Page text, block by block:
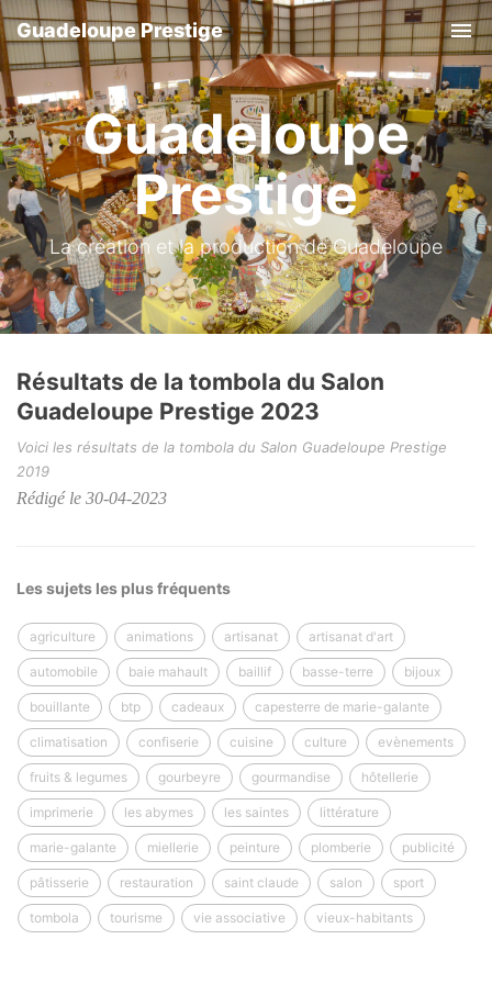
Guadeloupe Prestige
Guadeloupe
Prestige
La création et la production de Guadeloupe
Résultats de la tombola du Salon
Guadeloupe Prestige 2023
Voici les résultats de la tombola du Salon Guadeloupe Prestige
2019
Rédigé le 30-04-2023
Les sujets les plus fréquents
agriculture animations artisanat artisanat d'art
automobile baie mahault baillif basse-terre bijoux
bouillante btp cadeaux capesterre de marie-galante
climatisation confiserie cuisine culture evènements
fruits & legumes gourbeyre gourmandise hôtellerie
imprimerie les abymes les saintes littérature
marie-galante miellerie peinture plomberie publicité
pâtisserie restauration saint claude salon sport
tombola tourisme vie associative vieux-habitants